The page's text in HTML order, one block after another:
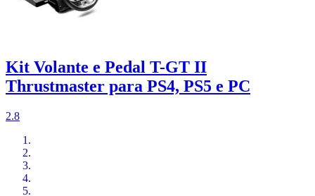
Kit Volante e Pedal T-GT II
Thrustmaster para PS4, PS5 e PC
2.8